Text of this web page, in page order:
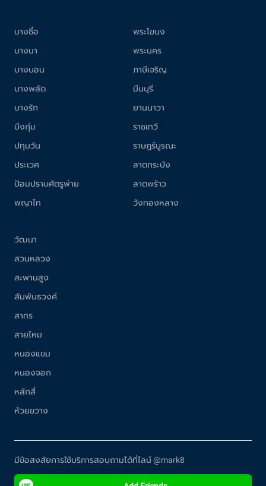
บางซื่อ
บางนา
บางบอน
บางพลัด
บางรัก
บึงกุ่ม
ปทุมวัน
ประเวศ
ป้อมปราบศัตรูพ่าย
พญาไท
พระโขนง
พระนคร
ภาษีเจริญ
มีนบุรี
ยานนาวา
ราชเทวี
ราษฎร์บูรณะ
ลาดกระบัง
ลาดพร้าว
วังทองหลาง
วัฒนา
สวนหลวง
สะพานสูง
สัมพันธวงศ์
สาทร
สายไหม
หนองแขม
หนองจอก
หลักสี่
ห้วยขวาง
มีข้อสงสัยการใช้บริการสอบถามได้ที่ไลน์ @mark8